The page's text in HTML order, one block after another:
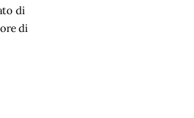
di
di